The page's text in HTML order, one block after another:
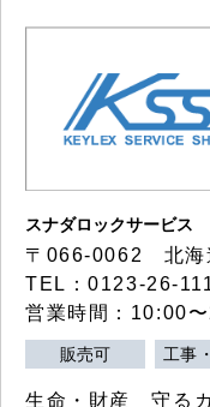
スナダロックサービス
〒066-0062 北海
TEL：0123-26-
営業時間：10:00
販売可 工事
生命・財産 守る